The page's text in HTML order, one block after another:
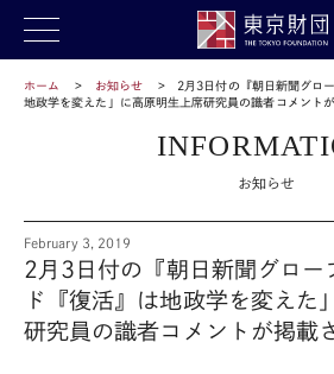
ホーム お知らせ
2月3日付の『朝日新聞グロ
地政学を変えた」に高原明生上席研究員の識者コメント
お知らせ
February 3, 2019
2月3日付の『朝日新聞グロー
ド『復活』は地政学を変えた
研究員の識者コメントが掲載